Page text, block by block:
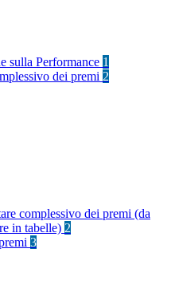
sulla Performance 1
dei premi 2
complessivo dei premi (da
in tabelle) 2
3